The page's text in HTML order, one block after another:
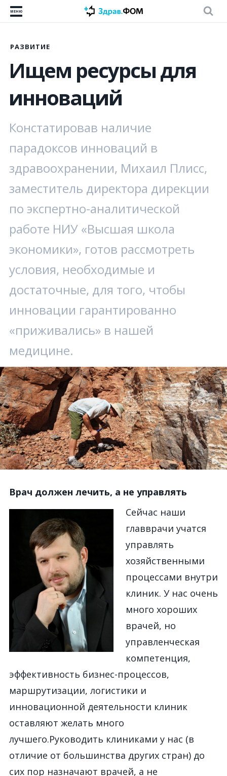
МЕНЮ
РАЗВИТИЕ
Ищем ресурсы для
инноваций
Констатировав наличие
парадоксов инноваций в
здравоохранении, Михаил Плисс,
заместитель директора дирекции
по экспертно-аналитической
работе НИУ «Высшая школа
экономики», готов рассмотреть
условия, необходимые и
достаточные, для того, чтобы
инновации гарантированно
«приживались» в нашей
медицине.
Врач должен лечить, а не управлять
Сейчас наши
главврачи учатся
управлять
хозяйственными
процессами внутри
клиник. У нас очень
много хороших
врачей, но
управленческая
компетенция,
эффективность бизнес-процессов,
маршрутизации, логистики и
инновационной деятельности клиник
оставляют желать много
лучшего.Руководить клиниками у нас (в
отличие от большинства других стран) до
сих пор назначают врачей, а не